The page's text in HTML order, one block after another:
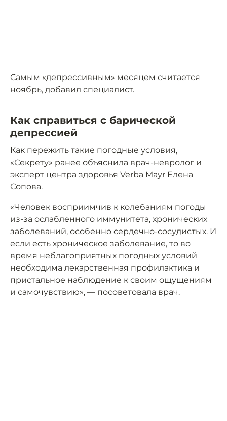
Самым «депрессивным» месяцем считается
ноябрь, добавил специалист.
Как справиться с барической
депрессией
Как пережить такие погодные условия,
«Секрету» ранее объяснила врач-невролог и
эксперт центра здоровья Verba Mayr Елена
Сопова.
«Человек восприимчив к колебаниям погоды
из-за ослабленного иммунитета, хронических
заболеваний, особенно сердечно-сосудистых. И
если есть хроническое заболевание, то во
время неблагоприятных погодных условий
необходима лекарственная профилактика и
пристальное наблюдение к своим ощущениям
и самочувствию», — посоветовала врач.